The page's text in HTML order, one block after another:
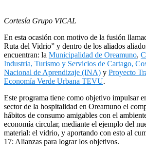
Cortesía Grupo VICAL
En esta ocasión con motivo de la fusión
Ruta del Vidrio” y dentro de los aliados
encuentran: la Municipalidad de Oreamuno,
Industria, Turismo y Servicios de Cartago,
Nacional de Aprendizaje (INA) y Proyecto
Economía Verde Urbana TEVU.
Este programa tiene como objetivo impulsar
sector de la hospitalidad en Oreamuno el
hábitos de consumo amigables con el
economía circular, mediante el ejemplo del
material: el vidrio, y aportando con esto al
17: Alianzas para lograr los objetivos.